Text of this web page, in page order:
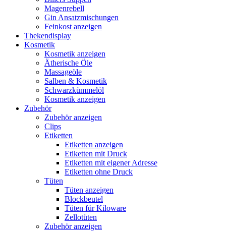
Magenrebell
Gin Ansatzmischungen
Feinkost anzeigen
Thekendisplay
Kosmetik
Kosmetik anzeigen
Ätherische Öle
Massageöle
Salben & Kosmetik
Schwarzkümmelöl
Kosmetik anzeigen
Zubehör
Zubehör anzeigen
Clips
Etiketten
Etiketten anzeigen
Etiketten mit Druck
Etiketten mit eigener Adresse
Etiketten ohne Druck
Tüten
Tüten anzeigen
Blockbeutel
Tüten für Kiloware
Zellotüten
Zubehör anzeigen